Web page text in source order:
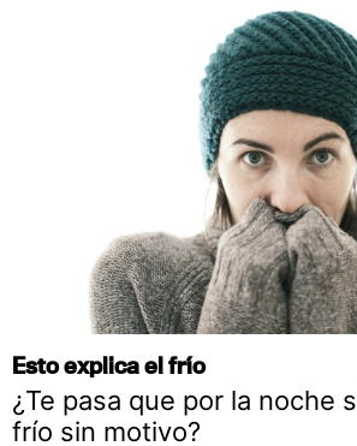
Esto explica el frío
¿Te pasa que por la noche
frío sin motivo?